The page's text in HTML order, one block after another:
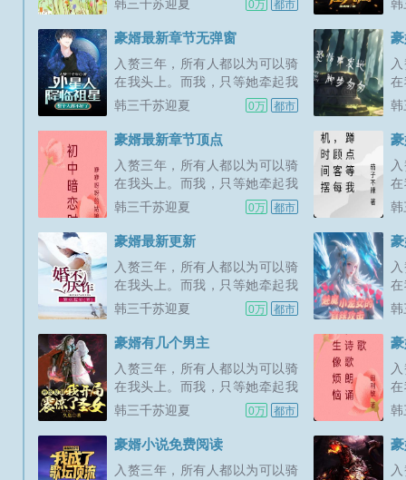
欢的多多支持，点个收藏，谢谢
韩三千苏迎夏 0万 都市 韩
豪婿最新章节无弹窗
入赘三年，所有人都以为可以骑
在我头上。而我，只等她牵起我
的手，便可以给她整个世界。新
欢的多多支持，点个收藏，谢谢
韩三千苏迎夏 0万 都市 韩
豪婿最新章节顶点
入赘三年，所有人都以为可以骑
在我头上。而我，只等她牵起我
的手，便可以给她整个世界。新
欢的多多支持，点个收藏，谢谢
韩三千苏迎夏 0万 都市 韩
豪婿最新更新
入赘三年，所有人都以为可以骑
在我头上。而我，只等她牵起我
的手，便可以给她整个世界。新
欢的多多支持，点个收藏，谢谢
韩三千苏迎夏 0万 都市 韩
豪婿有几个男主
入赘三年，所有人都以为可以骑
在我头上。而我，只等她牵起我
的手，便可以给她整个世界。新
欢的多多支持，点个收藏，谢谢
韩三千苏迎夏 0万 都市 韩
豪婿小说免费阅读
入赘三年，所有人都以为可以骑